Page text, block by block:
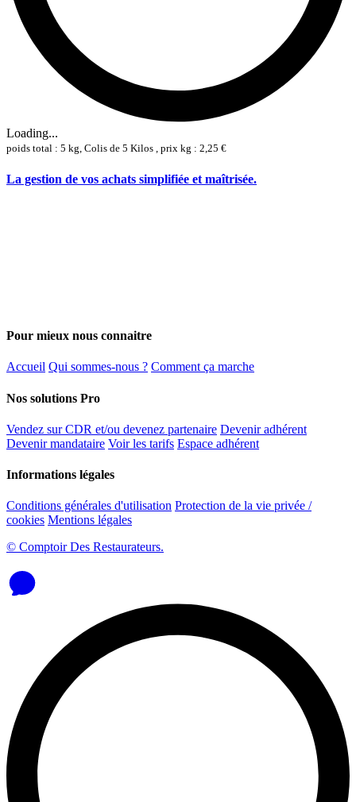
Loading...
poids total : 5 kg, Colis de 5 Kilos , prix kg : 2,25 €
La gestion de vos achats simplifiée et maîtrisée.
Pour mieux nous connaitre
Accueil Qui sommes-nous ? Comment ça marche
Nos solutions Pro
Vendez sur CDR et/ou devenez partenaire Devenir adhérent
Devenir mandataire Voir les tarifs Espace adhérent
Informations légales
Conditions générales d'utilisation Protection de la vie privée /
cookies Mentions légales
© Comptoir Des Restaurateurs.